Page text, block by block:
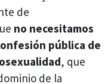
de
no necesitamos
pública de
, que
de la